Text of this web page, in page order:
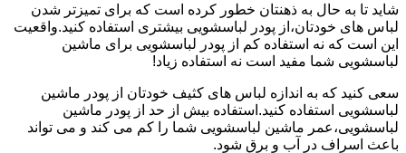
شاید تا به حال به ذهنتان خطور کرده است که برای تمیزتر شدن
لباس های خودتان،از پودر لباسشویی بیشتری استفاده کنید.واقعیت
این است که نه استفاده کم از پودر لباسشویی برای ماشین
لباسشویی شما مفید است نه استفاده زیاد!
سعی کنید که به اندازه لباس های کثیف خودتان از پودر ماشین
لباسشویی استفاده کنید.استفاده بیش از حد از پودر ماشین
لباسشویی،عمر ماشین لباسشویی شما را کم می کند و می تواند
باعث اسراف در آب و برق شود.